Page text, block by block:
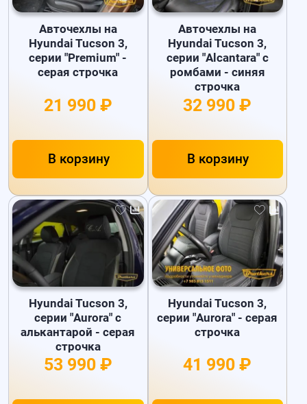
Авточехлы на
Hyundai Tucson 3,
серии "Premium" -
серая строчка
21 990 ₽
В корзину
Авточехлы на
Hyundai Tucson 3,
серии "Alcantara" с
ромбами - синяя
строчка
32 990 ₽
В корзину
Hyundai Tucson 3,
серии "Aurora" с
алькантарой - серая
строчка
53 990 ₽
Hyundai Tucson 3,
серии "Aurora" - серая
строчка
41 990 ₽